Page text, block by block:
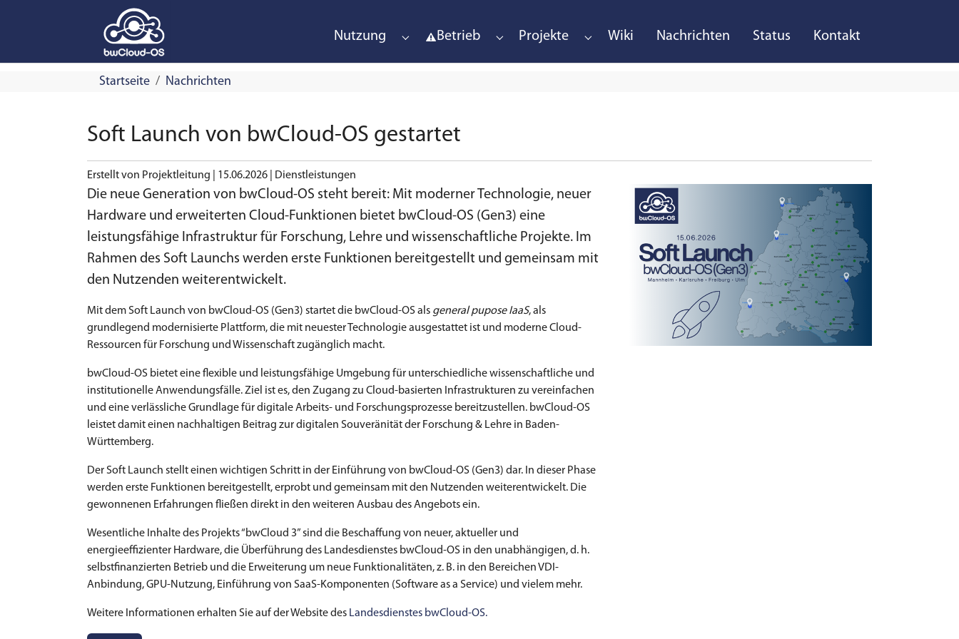
Skip to main navigation
Nutzung Submenu for "Nutzung"
Betrieb Submenu for "Betrieb"
Projekte Submenu for "Projekte"
Wiki Nachrichten Status Kontakt
Startseite Nachrichten
Soft Launch von bwCloud-OS gestartet
Erstellt von Projektleitung | 15.06.2026 Dienstleistungen
Die neue Generation von bwCloud-OS steht bereit: Mit moderner Technologie, neuer
Hardware und erweiterten Cloud-Funktionen bietet bwCloud-OS (Gen3) eine
leistungsfähige Infrastruktur für Forschung, Lehre und wissenschaftliche Projekte. Im
Rahmen des Soft Launchs werden erste Funktionen bereitgestellt und gemeinsam mit
den Nutzenden weiterentwickelt.
Mit dem Soft Launch von bwCloud-OS (Gen3) startet die bwCloud-OS als general pupose IaaS, als
grundlegend modernisierte Plattform, die mit neuester Technologie ausgestattet ist und moderne Cloud-
Ressourcen für Forschung und Wissenschaft zugänglich macht.
bwCloud-OS bietet eine flexible und leistungsfähige Umgebung für unterschiedliche wissenschaftliche und
institutionelle Anwendungsfälle. Ziel ist es, den Zugang zu Cloud-basierten Infrastrukturen zu vereinfachen
und eine verlässliche Grundlage für digitale Arbeits- und Forschungsprozesse bereitzustellen. bwCloud-OS
leistet damit einen nachhaltigen Beitrag zur digitalen Souveränität der Forschung & Lehre in Baden-
Württemberg.
Der Soft Launch stellt einen wichtigen Schritt in der Einführung von bwCloud-OS (Gen3) dar. In dieser Phase
werden erste Funktionen bereitgestellt, erprobt und gemeinsam mit den Nutzenden weiterentwickelt. Die
gewonnenen Erfahrungen fließen direkt in den weiteren Ausbau des Angebots ein.
Wesentliche Inhalte des Projekts “bwCloud 3” sind die Beschaffung von neuer, aktueller und
energieeffizienter Hardware, die Überführung des Landesdienstes bwCloud-OS in den unabhängigen, d. h.
selbstfinanzierten Betrieb und die Erweiterung um neue Funktionalitäten, z. B. in den Bereichen VDI-
Anbindung, GPU-Nutzung, Einführung von SaaS-Komponenten (Software as a Service) und vielem mehr.
Weitere Informationen erhalten Sie auf der Website des Landesdienstes bwCloud-OS.